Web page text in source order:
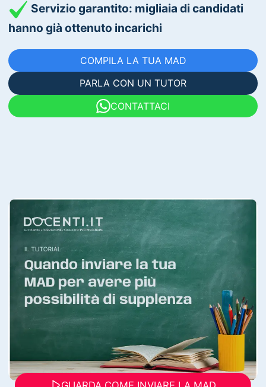
Servizio garantito: migliaia di candidati
hanno già ottenuto incarichi
COMPILA LA TUA MAD
PARLA CON UN TUTOR
CONTATTACI